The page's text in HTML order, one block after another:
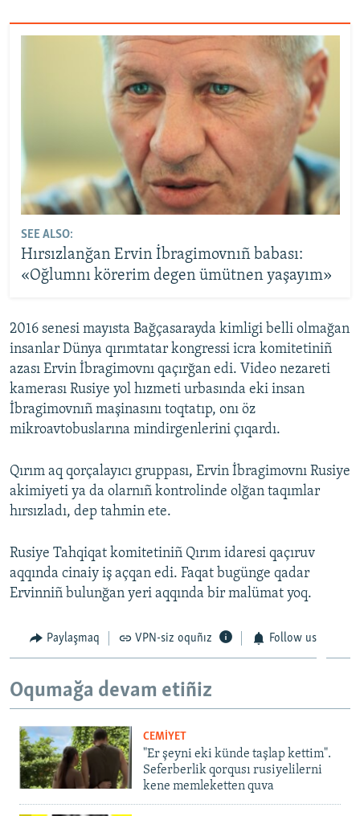
SEE ALSO:
Hırsızlanğan Ervin İbragimovnıñ babası:
«Oğlumnı körerim degen ümütnen yaşayım»
2016 senesi mayısta Bağçasarayda kimligi belli olmağan
insanlar Dünya qırımtatar kongressi icra komitetiniñ
azası Ervin İbragimovnı qaçırğan edi. Video nezareti
kamerası Rusiye yol hızmeti urbasında eki insan
İbragimovnıñ maşinasını toqtatıp, onı öz
mikroavtobuslarına mindirgenlerini çıqardı.
Qırım aq qorçalayıcı gruppası, Ervin İbragimovnı Rusiye
akimiyeti ya da olarnıñ kontrolinde olğan taqımlar
hırsızladı, dep tahmin ete.
Rusiye Tahqiqat komitetiniñ Qırım idaresi qaçıruv
aqqında cinaiy iş açqan edi. Faqat bugünge qadar
Ervinniñ bulunğan yeri aqqında bir malümat yoq.
Paylaşmaq VPN-siz oquñız Follow us
Oqumağa devam etiñiz
CEMİYET
"Er şeyni eki künde taşlap kettim".
Seferberlik qorqusı rusiyelilerni
kene memleketten quva